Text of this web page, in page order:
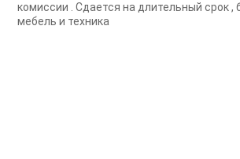
комиссии . Сдается на длительный срок
мебель и техника